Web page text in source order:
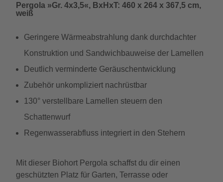
Pergola »Gr. 4x3,5«, BxHxT: 460 x 264 x 367,5 cm,
weiß
Geringere Wärmeabstrahlung dank durchdachter
Konstruktion und Sandwichbauweise der Lamellen
Deutlich verminderte Geräuschentwicklung
Zubehör unkompliziert nachrüstbar
130° verstellbare Lamellen steuern den
Schattenwurf
Regenwasserabfluss integriert in den Stehern
Mit dieser Biohort Pergola schaffst du dir einen
geschützten Platz für Garten, Terrasse oder